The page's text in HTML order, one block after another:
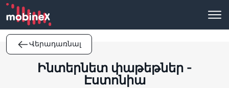
Վերադառնալ
Ինտերնետ փաթեթներ -
Էստոնիա